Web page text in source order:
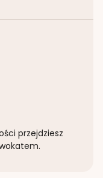
przejdziesz